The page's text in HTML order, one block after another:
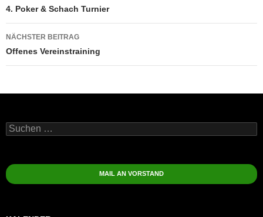
4. Poker & Schach Turnier
NÄCHSTER BEITRAG
Offenes Vereinstraining
Suchen
nach:
MAIL AN VORSTAND